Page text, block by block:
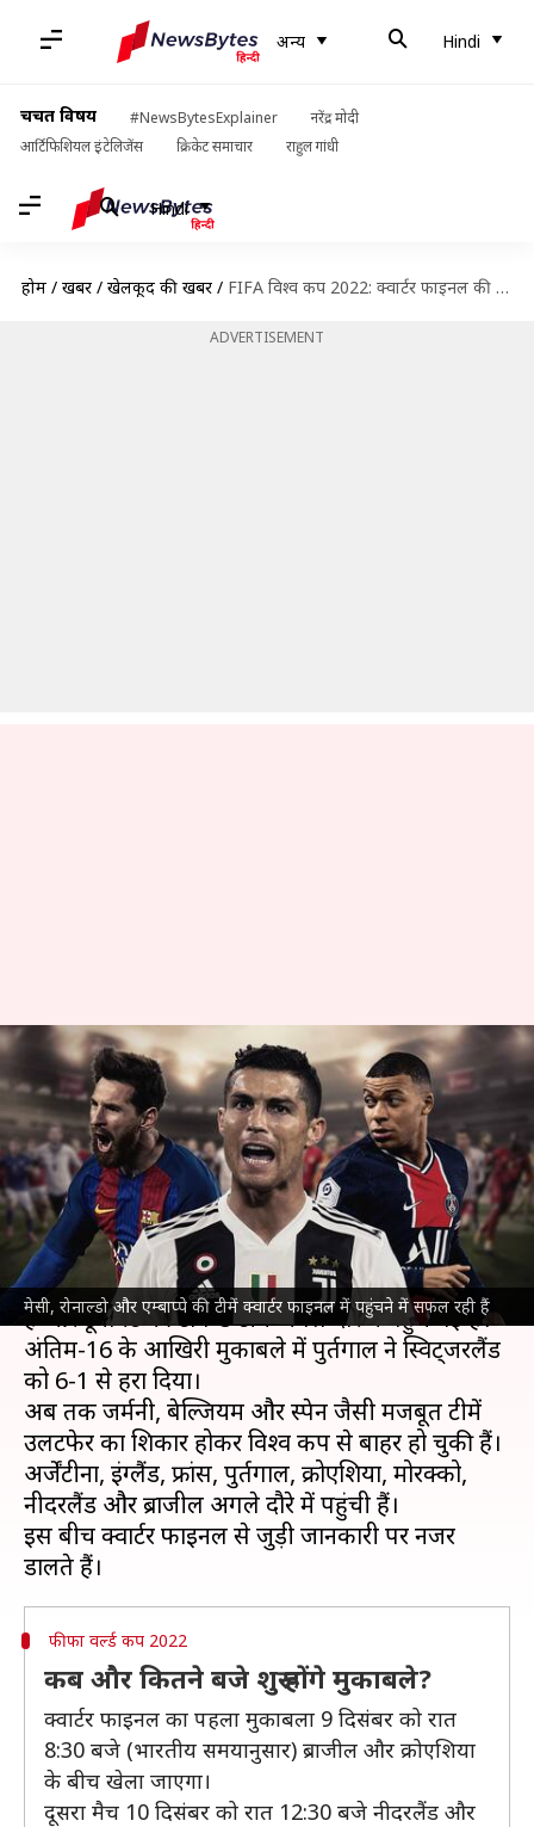
अन्य Hindi
चर्चित विषय #NewsBytesExplainer
नरेंद्र मोदी
आर्टिफिशियल इंटेलिजेंस
क्रिकेट समाचार राहुल गांधी
Hindi
होम / खबरें / खेलकूद की खबरें / FIFA विश्व कप 2022: क्वार्टर फाइनल की 8 टीमें हुईं पक्की, जानिए कब खेले जाएंगे मुकाबले
ADVERTISEMENT
मेसी, रोनाल्डो और एम्बाप्पे की टीमें क्वार्टर फाइनल में पहुंचने में सफल रही हैं
FIFA विश्व कप 2022: क्वार्टर
फाइनल की 8 टीमें हुईं पक्की, जानिए
कब खेले जाएंगे मुकाबले
लेखन आदर्श कुमार Dec 07, 2022 12:04 pm
क्या है खबर?
FIFA विश्व कप 2022के प्री-क्वार्टर फाइनल खत्म हो गए
हैं और टूर्नामेंट की टॉप-8 टीमें अगले दौर में पहुंच गई हैं।
अंतिम-16 के आखिरी मुकाबले में पुर्तगाल ने स्विट्जरलैंड
को 6-1 से हरा दिया।
अब तक जर्मनी, बेल्जियम और स्पेन जैसी मजबूत टीमें
उलटफेर का शिकार होकर विश्व कप से बाहर हो चुकी हैं।
अर्जेंटीना, इंग्लैंड, फ्रांस, पुर्तगाल, क्रोएशिया, मोरक्को,
नीदरलैंड और ब्राजील अगले दौरे में पहुंची हैं।
इस बीच क्वार्टर फाइनल से जुड़ी जानकारी पर नजर
फीफा वर्ल्ड कप 2022
कब और कितने बजे शुरू होंगे मुकाबले?
क्वार्टर फाइनल का पहला मुकाबला 9 दिसंबर को रात
8:30 बजे (भारतीय समयानुसार) ब्राजील और क्रोएशिया
के बीच खेला जाएगा।
दूसरा मैच 10 दिसंबर को रात 12:30 बजे नीदरलैंड और